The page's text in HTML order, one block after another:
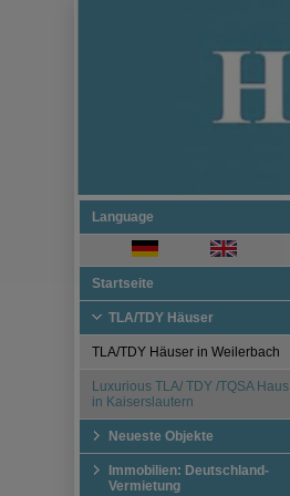
Language
Startseite
TLA/TDY Häuser
TLA/TDY Häuser in Weilerbach
Luxurious TLA/ TDY /TQSA Haus
in Kaiserslautern
Neueste Objekte
Immobilien: Deutschland-
Vermietung